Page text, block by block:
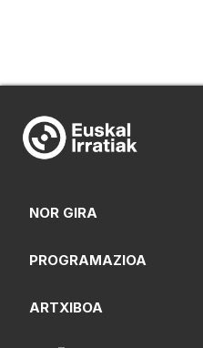
NOR GIRA
PROGRAMAZIOA
ARTXIBOA